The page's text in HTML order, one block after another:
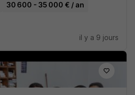
30 600 - 35 000 € / an
il y a 9 jours